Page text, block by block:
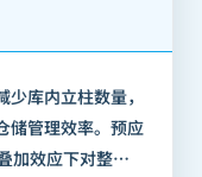
库内立柱数量，
储管理效率。预应
加效应下对整体